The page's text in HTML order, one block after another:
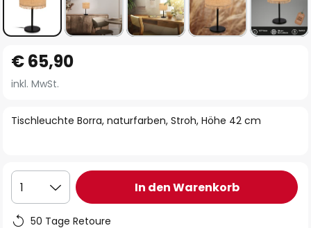
Anfang
der
springen
Tischleuchte Borra, naturfarben, Stroh, Höhe 42 cm
€ 65,90
inkl. MwSt.
1 In den Warenkorb
50 Tage Retoure